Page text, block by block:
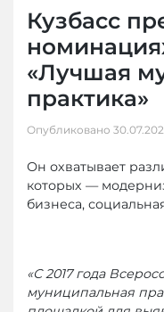
Кузбасс
«Лучшая
практика»
Опубликовано
Он охватывает
которых —
бизнеса,
«С 2017 года
муниципальная